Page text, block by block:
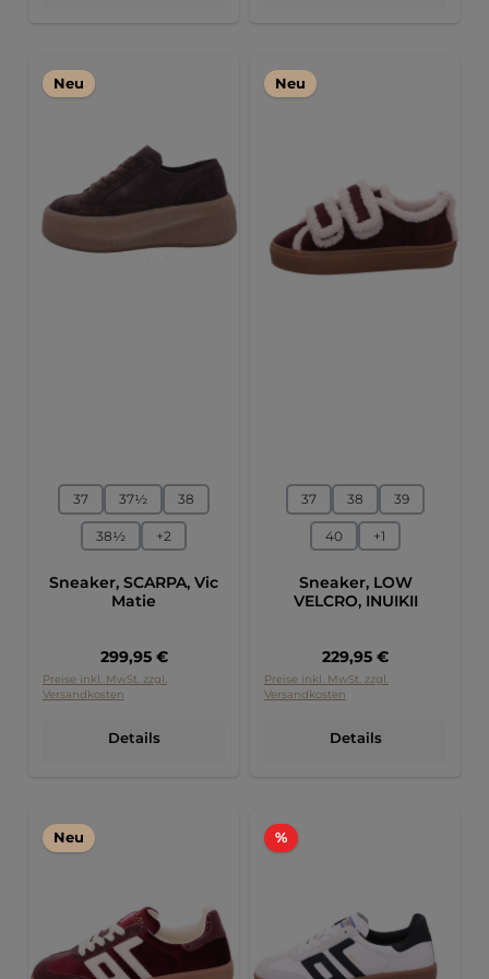
Neu
Größe auswählen
37 37½ 38
38½ +2
Sneaker, SCARPA, Vic
Matie
Regulärer Preis:
299,95 €
Preise inkl. MwSt. zzgl.
Versandkosten
Details
Neu
Größe auswählen
37 38 39
40 +1
Sneaker, LOW
VELCRO, INUIKII
Regulärer Preis:
229,95 €
Preise inkl. MwSt. zzgl.
Versandkosten
Details
Neu %Rabatt